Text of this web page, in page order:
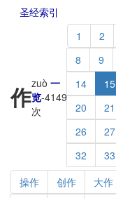
圣经索引
作zuò 一
览-4149
次
1 2
8
9
14
15
20
21
26
27
32
33
操作 创作 大作